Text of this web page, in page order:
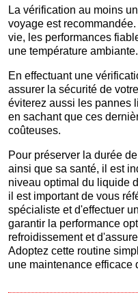
La vérification au moins
voyage est
vie, les performances
une température ambiante.
En effectuant une
assurer la sécurité de
éviterez aussi les pannes
en sachant que ces
coûteuses.
Pour préserver la durée
ainsi que sa santé, il est
niveau optimal du liquide
il est important de vous
spécialiste et d'effectuer
garantir la performance
refroidissement et
Adoptez cette routine
une maintenance efficace